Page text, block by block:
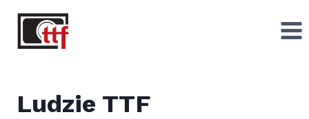
treści
Ludzie TTF